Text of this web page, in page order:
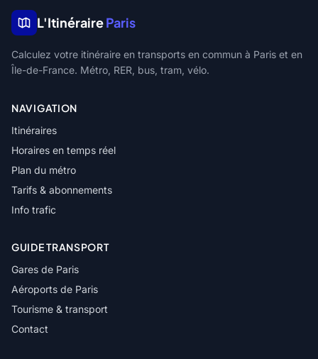
L'ItinéraireParis
Calculez votre itinéraire en transports en commun à Paris et en
Île-de-France. Métro, RER, bus, tram, vélo.
NAVIGATION
Itinéraires
Horaires en temps réel
Plan du métro
Tarifs & abonnements
Info trafic
GUIDE TRANSPORT
Gares de Paris
Aéroports de Paris
Tourisme & transport
Contact